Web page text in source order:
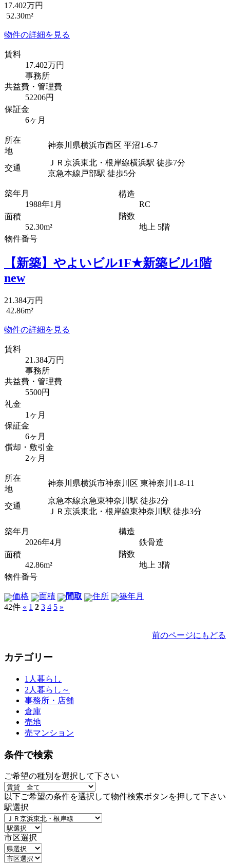
17.402万円
52.30m²
物件の詳細を見る
賃料
17.402万円
事務所
共益費・管理費
52206円
保証金
6ヶ月
所在
地
神奈川県横浜市西区 平沼1-6-7
交通
ＪＲ京浜東北・根岸線横浜駅 徒歩7分
京急本線戸部駅 徒歩5分
築年月
1988年1月
構造
RC
面積
52.30m²
階数
地上 5階
物件番号
【新築】やよいビル1F★新築ビル1階
new
21.384万円
42.86m²
物件の詳細を見る
賃料
21.384万円
事務所
共益費・管理費
5500円
礼金
1ヶ月
保証金
6ヶ月
償却・敷引金
2ヶ月
所在
地
神奈川県横浜市神奈川区 東神奈川1-8-11
交通
京急本線京急東神奈川駅 徒歩2分
ＪＲ京浜東北・根岸線東神奈川駅 徒歩3分
築年月
2026年4月
構造
鉄骨造
面積
42.86m²
階数
地上 3階
物件番号
価格 面積 間取 住所
築年月
42件 « 1 2 3 4 5 »
前のページにもどる
カテゴリー
1人暮らし
2人暮らし～
事務所・店舗
倉庫
売地
売マンション
条件で検索
ご希望の種別を選択して下さい
以下ご希望の条件を選択して物件検索ボタンを押して下さい
駅選択
市区選択